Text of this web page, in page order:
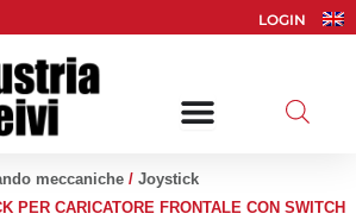
LOGIN
meccaniche / Joystick
PER CARICATORE FRONTALE CON SWITCH